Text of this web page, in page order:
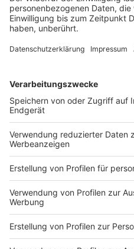
garen.
Die Schale abziehen
Thermomix 5 Minuten
Die Möhren putzen
anschwitzen mit
und glasieren .Mit
und garziehen lassen.
Anzeige
Das ist der Kitchen
Anzeige